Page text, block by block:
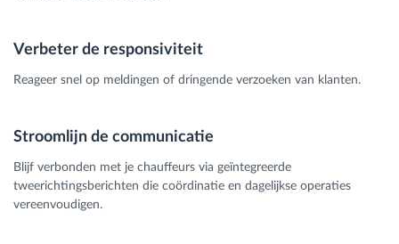
Verbeter de responsiviteit
Reageer snel op meldingen of dringende verzoeken van klanten.
Stroomlijn de communicatie
Blijf verbonden met je chauffeurs via geïntegreerde
tweerichtingsberichten die coördinatie en dagelijkse operaties
vereenvoudigen.